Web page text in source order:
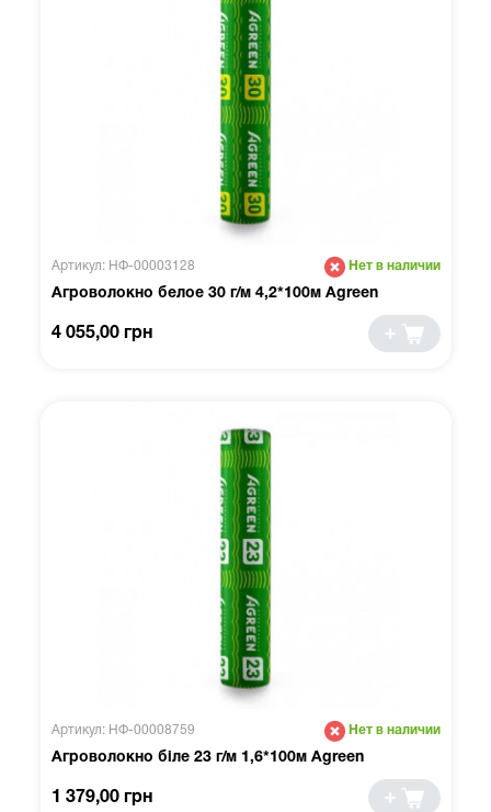
Артикул: НФ-00003128 Нет в наличии
Агроволокно белое 30 г/м 4,2*100м Agreen
4 055,00 грн
Артикул: НФ-00008759 Нет в наличии
Агроволокно біле 23 г/м 1,6*100м Agreen
1 379,00 грн